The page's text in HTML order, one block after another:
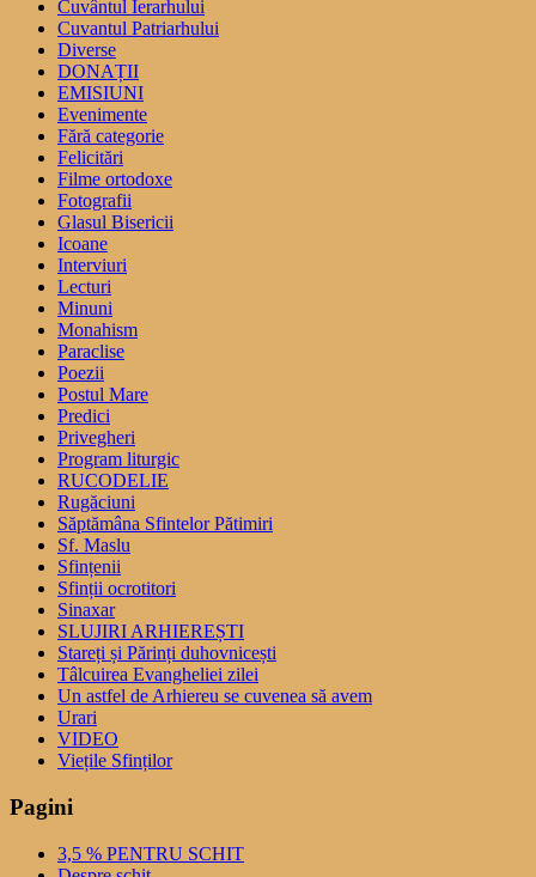
Cuvântul Ierarhului
Cuvantul Patriarhului
Diverse
DONAȚII
EMISIUNI
Evenimente
Fără categorie
Felicitări
Filme ortodoxe
Fotografii
Glasul Bisericii
Icoane
Interviuri
Lecturi
Minuni
Monahism
Paraclise
Poezii
Postul Mare
Predici
Privegheri
Program liturgic
RUCODELIE
Rugăciuni
Săptămâna Sfintelor Pătimiri
Sf. Maslu
Sfințenii
Sfinții ocrotitori
Sinaxar
SLUJIRI ARHIEREȘTI
Stareți și Părinți duhovnicești
Tâlcuirea Evangheliei zilei
Un astfel de Arhiereu se cuvenea să avem
Urari
VIDEO
Viețile Sfinților
Pagini
3,5 % PENTRU SCHIT